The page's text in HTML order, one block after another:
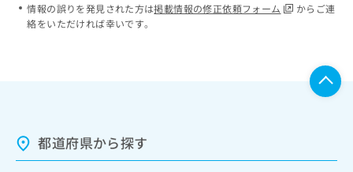
情報の誤りを発見された方は掲載情報の修正依頼フォーム
からご連
絡をいただければ幸いです。
都道府県から探す